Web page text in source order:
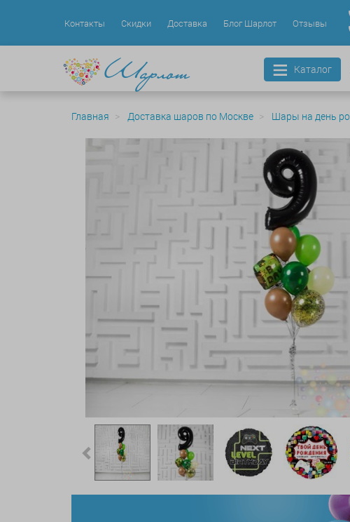
Контакты Скидки Доставка Блог Шарлот Отзывы
Каталог
Главная Доставка шаров по Москве Шары на день
Previous